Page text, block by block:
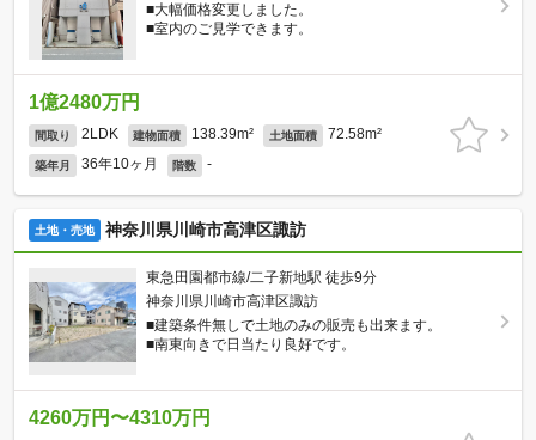
■大幅価格変更しました。
■室内のご見学できます。
1億2480万円
間取り 2LDK 建物面積 138.39m² 土地面積 72.58m²
築年月 36年10ヶ月 階数 -
土地・売地 神奈川県川崎市高津区諏訪
東急田園都市線/二子新地駅 徒歩9分
神奈川県川崎市高津区諏訪
■建築条件無しで土地のみの販売も出来ます。
■南東向きで日当たり良好です。
4260万円〜4310万円